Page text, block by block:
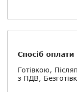
Спосіб оплати
Готівкою,
з ПДВ,